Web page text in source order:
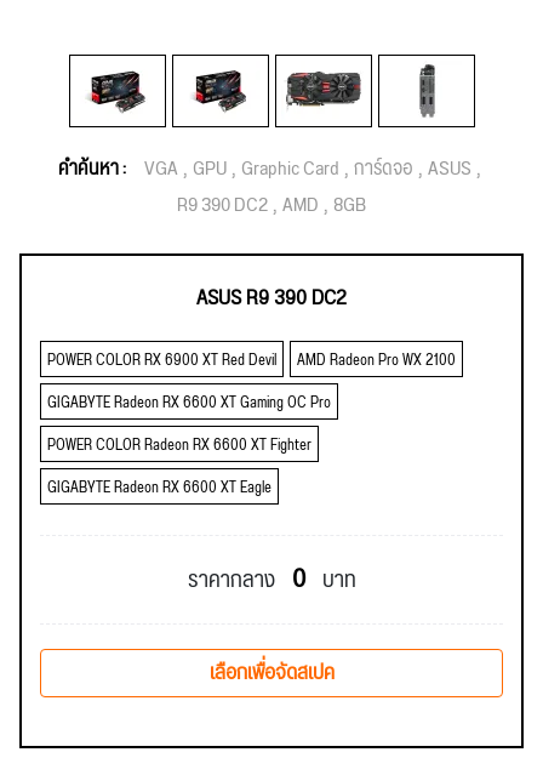
คำค้นหา : VGA GPU Graphic Card การ์ดจอ ASUS
R9 390 DC2 AMD 8GB
ASUS R9 390 DC2
POWER COLOR RX 6900 XT Red Devil
AMD Radeon Pro WX 2100
GIGABYTE Radeon RX 6600 XT Gaming OC Pro
POWER COLOR Radeon RX 6600 XT Fighter
GIGABYTE Radeon RX 6600 XT Eagle
ราคากลาง 0 บาท
เลือกเพื่อจัดสเปค